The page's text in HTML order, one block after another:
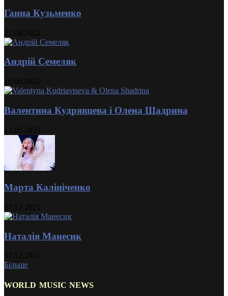
Ганна Кузьменко
Андрій Семеляк
Валентина Кудрявцева і Олена Шадрина
Марта Калініченко
Наталія Манесик
Більше
WORLD MUSIC NEWS